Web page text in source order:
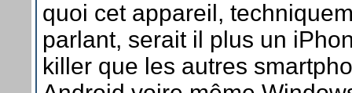
quoi cet appareil,
parlant, serait il plus un
killer que les autres